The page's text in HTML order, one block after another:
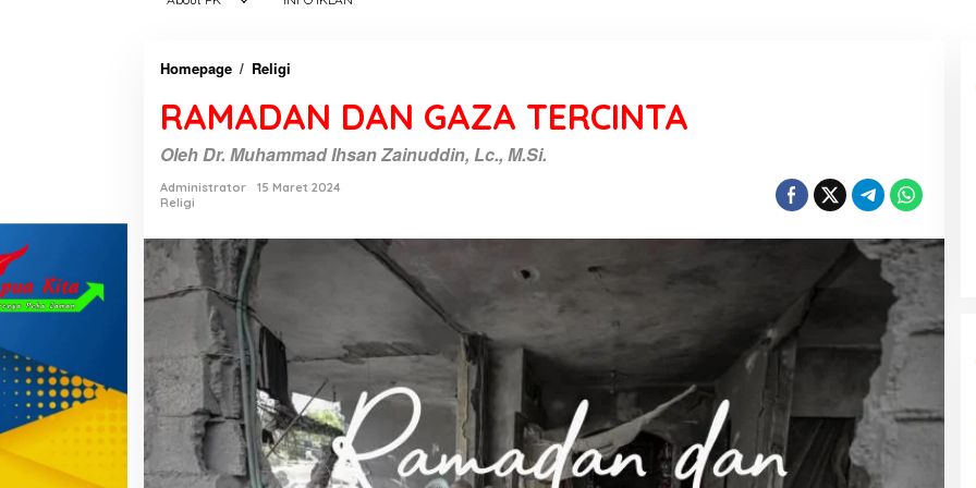
Homepage / Religi
M
D
A
D
Z
T
E
R
C
RAMADAN DAN GAZA TERCINTA
Oleh Dr. Muhammad Ihsan Zainuddin, Lc., M.Si.
Administrator
15 Maret 2024
Religi
KEMARAU, ANTARA SUNNATULLAH
DAN MUHASABAH
Di Religi | 7 Agustus 2026